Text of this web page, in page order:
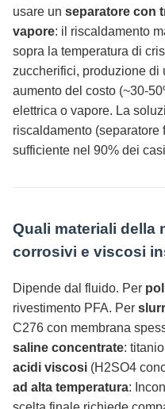
usare un separatore con
vapore: il riscaldamento
sopra la temperatura di
zuccherifici, produzione di
aumento del costo (~30-
elettrica o vapore. La
riscaldamento (separatore
sufficiente nel 90% dei
Quali materiali della
corrosivi e viscosi
Dipende dal fluido. Per
rivestimento PFA. Per
C276 con membrana
saline concentrate:
acidi viscosi (H2SO4
ad alta temperatura: